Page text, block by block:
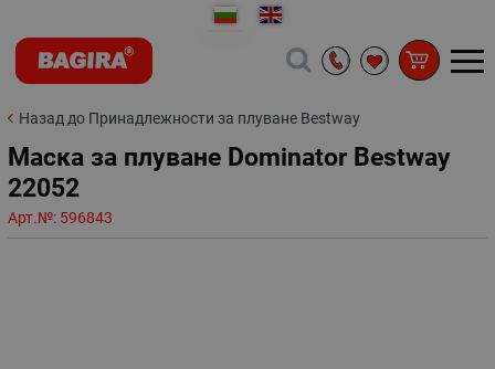
Назад до Принадлежности за плуване Bestway
Маска за плуване Dominator Bestway
22052
Арт.№: 596843